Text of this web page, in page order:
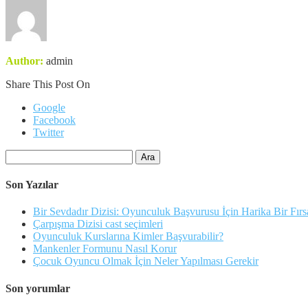
Author: admin
Share This Post On
Google
Facebook
Twitter
Son Yazılar
Bir Sevdadır Dizisi: Oyunculuk Başvurusu İçin Harika Bir
Çarpışma Dizisi cast seçimleri
Oyunculuk Kurslarına Kimler Başvurabilir?
Mankenler Formunu Nasıl Korur
Çocuk Oyuncu Olmak İçin Neler Yapılması Gerekir
Son yorumlar